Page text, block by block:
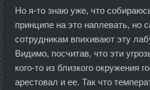
Но я-то знаю уже, что
принципе на это наплевать, но
сотрудникам впихивают эту
Видимо, посчитав, что эти
кого-то из близкого окружения
арестовал и ее. Так что